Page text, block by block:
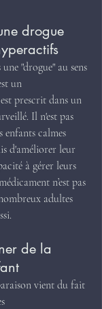
drogue
"drogue" au sens
un
prescrit dans un
Il n'est pas
enfants calmes
d'améliorer leur
à gérer leurs
n’est pas
adultes
de la
vient du fait